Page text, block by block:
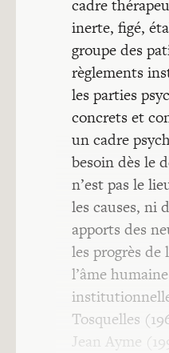
cadre
inerte, figé,
groupe des
règlements
les parties
concrets et
un cadre
besoin dès le
n’est pas le
les causes, ni
apports des
les progrès de
l’âme
Tosquelles
Jean Ayme